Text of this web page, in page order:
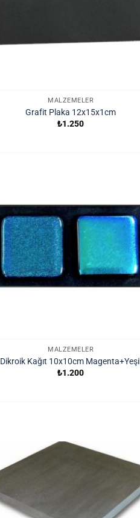
MALZEMELER
Grafit Plaka 12x15x1cm
₺1.250
MALZEMELER
Dikroik Kağıt 10x10cm Magenta+Yeşil
₺1.200